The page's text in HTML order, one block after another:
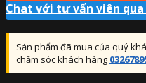
Chat với tư vấn viên
Sản phẩm đã mua của quý
chăm sóc khách hàng